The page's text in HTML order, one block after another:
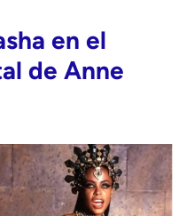
en el
de Anne